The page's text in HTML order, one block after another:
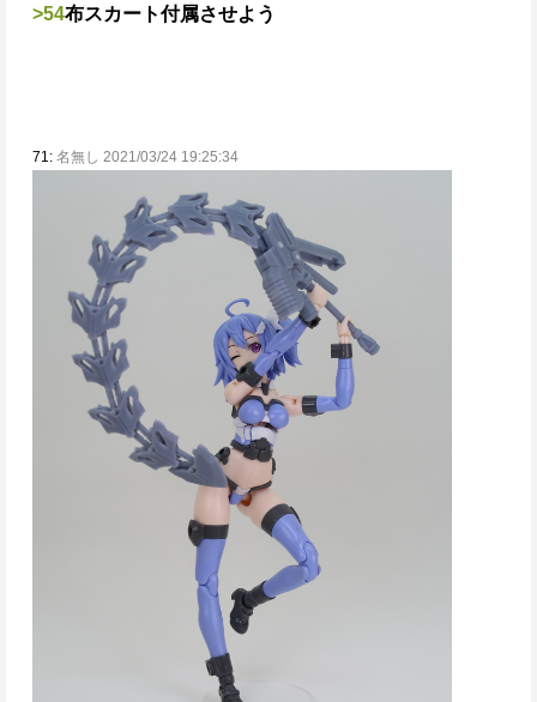
>54布スカート付属させよう
71: 名無し 2021/03/24 19:25:34